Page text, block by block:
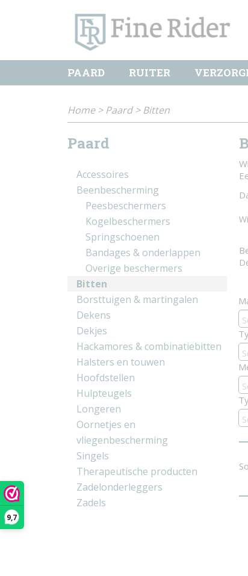
9,7
PAARD RUITER
Home>Paard>Bitten
Paard
Accessoires
Beenbescherming
Peesbeschermers
Kogelbeschermers
Springschoenen
Bandages & onderlappen
Overige beschermers
Bitten
Borsttuigen & martingalen
Dekens
Dekjes
Hackamores & combinatiebitten
Halsters en touwen
Hoofdstellen
Hulpteugels
Longeren
Oornetjes en
vliegenbescherming
Singels
Therapeutische producten
Zadelonderleggers
Zadels